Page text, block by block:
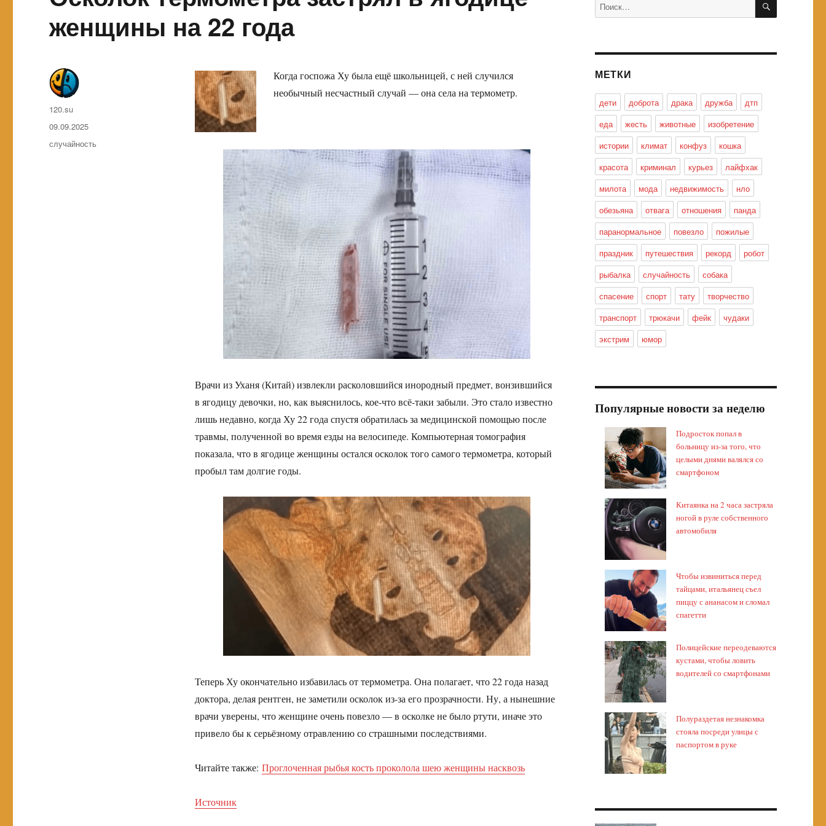
женщины на 22 года
Когда госпожа Ху была ещё школьницей, с ней случился
необычный несчастный случай — она села на термометр.
Врачи из Уханя (Китай) извлекли расколовшийся инородный предмет, вонзившийся
в ягодицу девочки, но, как выяснилось, кое-что всё-таки забыли. Это стало известно
лишь недавно, когда Ху 22 года спустя обратилась за медицинской помощью после
травмы, полученной во время езды на велосипеде. Компьютерная томография
показала, что в ягодице женщины остался осколок того самого термометра, который
пробыл там долгие годы.
Теперь Ху окончательно избавилась от термометра. Она полагает, что 22 года назад
доктора, делая рентген, не заметили осколок из-за его прозрачности. Ну, а нынешние
врачи уверены, что женщине очень повезло — в осколке не было ртути, иначе это
привело бы к серьёзному отравлению со страшными последствиями.
Читайте также: Проглоченная рыбья кость проколола шею женщины насквозь
Источник
Автор
120.su
Опубликовано
09.09.2025
Метки
случайность
МЕТКИ
дети доброта драка дружба
дтп
еда
жесть животные
изобретение
истории
климат конфуз
кошка
красота
криминал курьез
лайфхак
милота
мода недвижимость
нло
обезьяна
отвага отношения
панда
паранормальное
повезло
пожилые
праздник
путешествия рекорд
робот
рыбалка
случайность
собака
спасение
спорт тату
творчество
транспорт
трюкачи фейк
чудаки
экстрим
юмор
Популярные новости за неделю
Подросток попал в
больницу из-за того, что
целыми днями валялся со
смартфоном
Китаянка на 2 часа застряла
ногой в руле собственного
автомобиля
Чтобы извиниться перед
тайцами, итальянец съел
пиццу с ананасом и сломал
спагетти
Полицейские переодеваются
кустами, чтобы ловить
водителей со смартфонами
Полураздетая незнакомка
стояла посреди улицы с
паспортом в руке